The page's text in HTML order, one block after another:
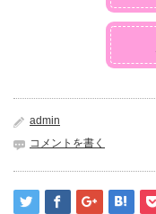
admin
コメントを書く